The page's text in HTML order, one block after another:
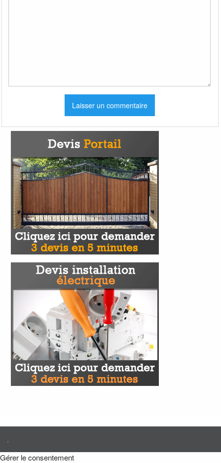
.
Gérer le consentement